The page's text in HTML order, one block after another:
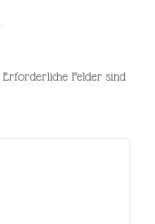
Erforderliche Felder sind